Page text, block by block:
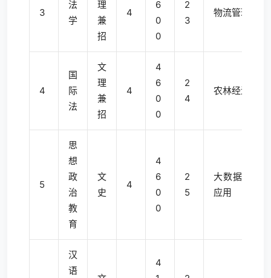
3
法
学
理
兼
招
4
6
0
0
2
3
物流管理
4
国
际
法
文
理
兼
招
4
4
6
0
0
2
4
农林经济管理
5
思
想
政
治
教
育
文
史
4
4
6
0
0
2
5
大数据管理与
应用
汉
语
4